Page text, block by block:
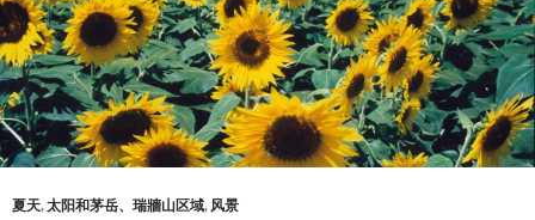
夏天,太阳和茅岳、瑞牆山区域, 风景